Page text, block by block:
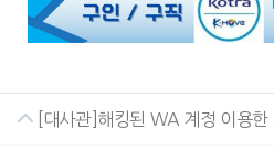
[대사관]해킹된 WA 계정 이용